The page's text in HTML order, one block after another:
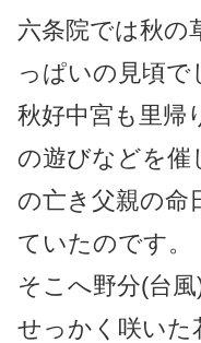
六条院では秋の
っぱいの見頃で
秋好中宮も里帰
の遊びなどを催
の亡き父親の命
ていたのです。
そこへ野分(台
せっかく咲いた